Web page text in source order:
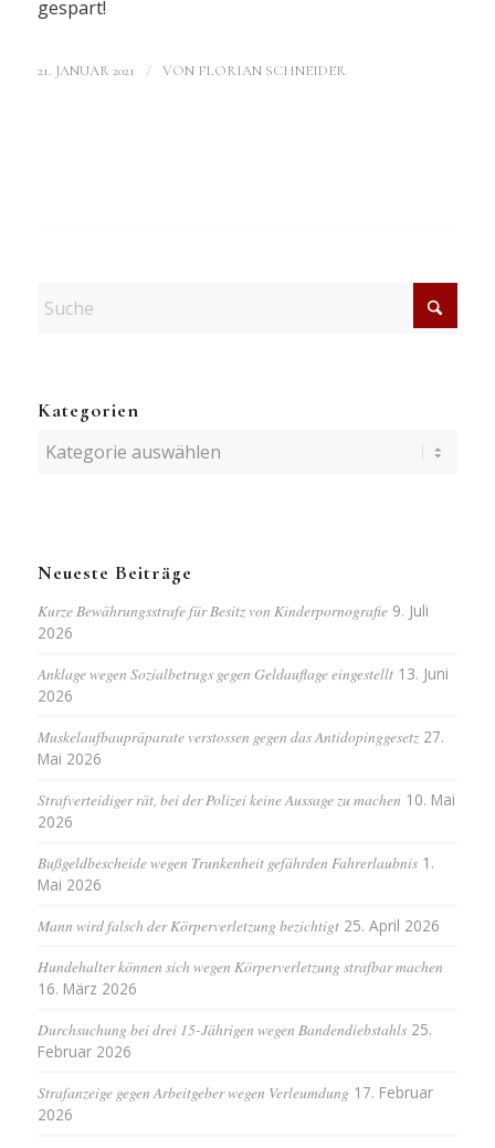
gespart!
21. JANUAR 2021 / VON FLORIAN SCHNEIDER
Kategorien
Kategorien
Neueste Beiträge
Kurze Bewährungsstrafe für Besitz von Kinderpornografie 9. Juli
2026
Anklage wegen Sozialbetrugs gegen Geldauflage eingestellt 13. Juni
2026
Muskelaufbaupräparate verstossen gegen das Antidopinggesetz 27.
Mai 2026
Strafverteidiger rät, bei der Polizei keine Aussage zu machen 10. Mai
2026
Bußgeldbescheide wegen Trunkenheit gefährden Fahrerlaubnis 1.
Mai 2026
Mann wird falsch der Körperverletzung bezichtigt 25. April 2026
Hundehalter können sich wegen Körperverletzung strafbar machen
16. März 2026
Durchsuchung bei drei 15-Jährigen wegen Bandendiebstahls 25.
Februar 2026
Strafanzeige gegen Arbeitgeber wegen Verleumdung 17. Februar
2026